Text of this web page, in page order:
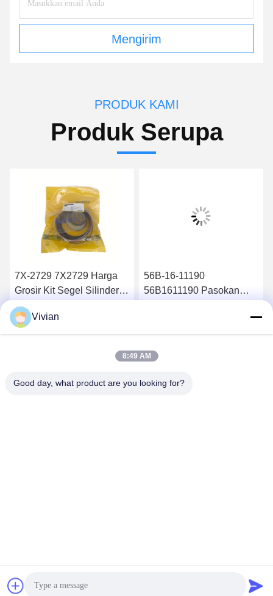
Mengirim
PRODUK KAMI
Produk Serupa
7X-2729 7X2729 Harga
Grosir Kit Segel Silinder
Hidraulik 826B
Dapatkan Harga Terbaik
56B-16-11190
56B1611190 Pasokan
hidrolik HM400-2 HM350-
2
Guangzhou Opal Machinery Parts Operation Department Semua hak
Vivian
8:49 AM
Good day, what product are you looking for?